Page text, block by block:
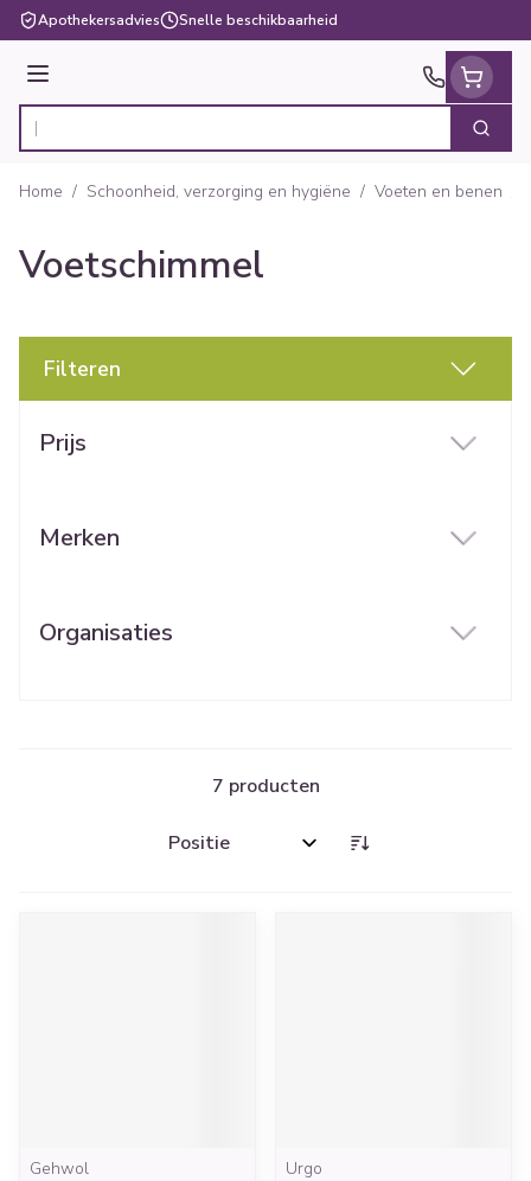
Ga naar de inhoud
Apothekersadvies Snelle beschikbaarheid
Menu
Product, merk, categorie... Zoek
Home / Schoonheid, verzorging en hygiëne / Voeten en benen
Voetschimmel
Filteren
Prijs
Merken
Organisaties
7 producten
Sorteer op:
Gehwol
Urgo